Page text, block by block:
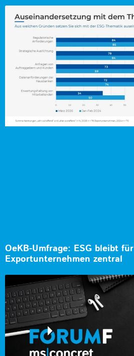
OeKB-Umfrage: ESG bleibt für
Exportunternehmen zentral